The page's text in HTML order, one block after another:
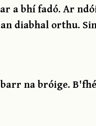
a bhí fadó. Ar
diabhal orthu.
na bróige.